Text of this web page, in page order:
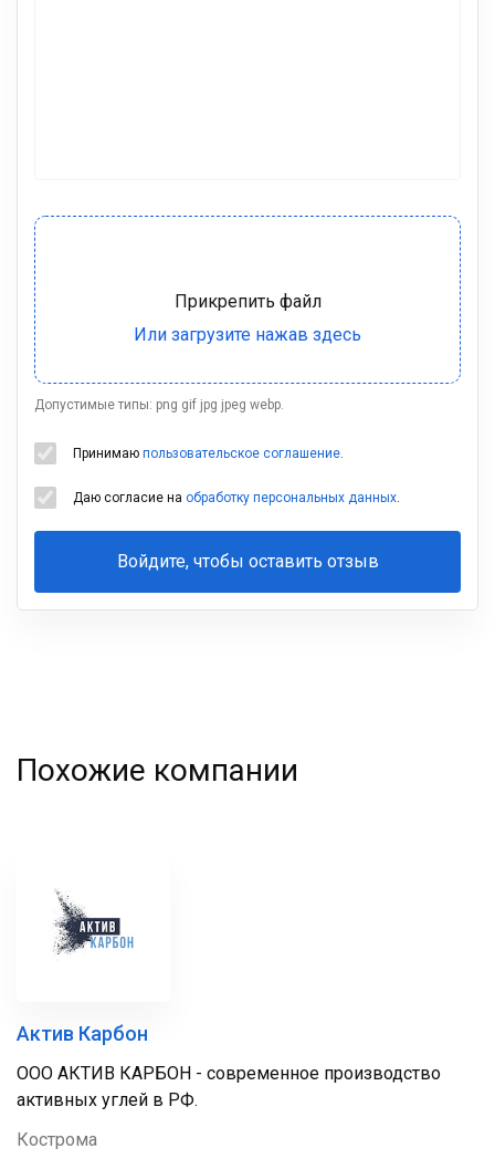
Допустимые типы: png gif jpg jpeg webp.
Принимаю пользовательское соглашение.
Даю согласие на обработку персональных данных.
Войдите, чтобы оставить отзыв
Ваша
Похожие компании
Актив Карбон
ООО АКТИВ КАРБОН - современное производство
активных углей в РФ.
Кострома